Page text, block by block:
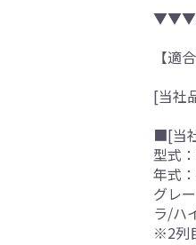
▼▼▼
【適
[当社
■[当
型式
年式
グレ
ラ/ハ
※2列